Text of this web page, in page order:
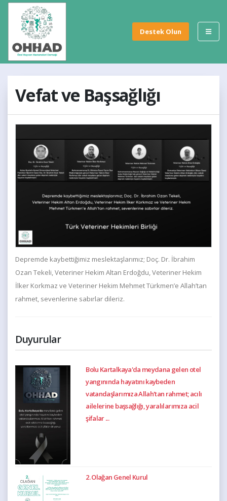
Destek Olun
Vefat ve Başsağlığı
Depremde kaybettiğimiz meslektaşlarımız; Doç. Dr. İbrahim
Ozan Tekeli, Veteriner Hekim Altan Erdoğdu, Veteriner Hekim
İlker Korkmaz ve Veteriner Hekim Mehmet Türkmen’e Allah’tan
rahmet, sevenlerine sabırlar dileriz.
Duyurular
Bolu Kartalkaya'da meydana gelen otel
yangınında hayatını kaybeden
vatandaşlarımıza Allah'tan rahmet; acılı
ailelerine başsağlığı, yaralılarımıza acil
şifalar ...
2. Olağan Genel Kurul